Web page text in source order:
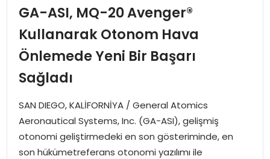
EĞITIM
SPOR
EKONOMI
MAGAZIN
GA-ASI, MQ-20 Avenger®
Kullanarak Otonom Hava
Önlemede Yeni Bir Başarı
Sağladı
SAN DIEGO, KALİFORNİYA / General Atomics
Aeronautical Systems, Inc. (GA-ASI), gelişmiş
otonomi geliştirmedeki en son gösteriminde, en
son hükümetreferans otonomi yazılımı ile